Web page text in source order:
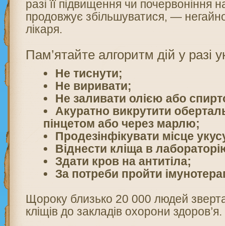
разі її підвищення чи почервоніння
продовжує збільшуватися, —
лікаря.
Пам’ятайте алгоритм дій у разі
Не тиснути;
Не виривати;
Не заливати олією або
Акуратно викрутити
пінцетом або через марлю;
Продезінфікувати місце
Віднести кліща в
Здати кров на антитіла;
За потреби пройти
Щороку близько 20 000 людей
кліщів до закладів охорони здоров’я.